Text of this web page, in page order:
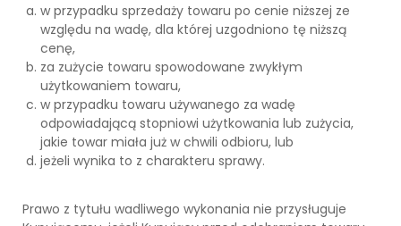
w przypadku sprzedaży towaru po cenie niższej ze
względu na wadę, dla której uzgodniono tę niższą
cenę,
za zużycie towaru spowodowane zwykłym
użytkowaniem towaru,
w przypadku towaru używanego za wadę
odpowiadającą stopniowi użytkowania lub zużycia,
jakie towar miała już w chwili odbioru, lub
jeżeli wynika to z charakteru sprawy.
Prawo z tytułu wadliwego wykonania nie przysługuje